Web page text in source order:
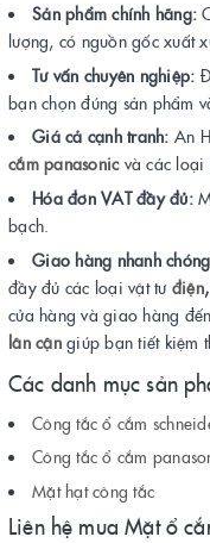
Sản phẩm chính hãng:
lượng, có nguồn gốc xuất
Tư vấn chuyên nghiệp:
bạn chọn đúng sản phẩm
Giá cả cạnh tranh: An
cắm panasonicvà các loại
Hóa đơn VAT đầy đủ:
bạch.
Giao hàng nhanh
đầy đủ các loại vật tư điện,
cửa hàng và giao hàng đến
lân cậngiúp bạn tiết kiệm
Các danh mục sản
Công tắc ổ cắm
Công tắc ổ cắm
Mặt hạt công tắc
Liên hệ mua Mặt ổ